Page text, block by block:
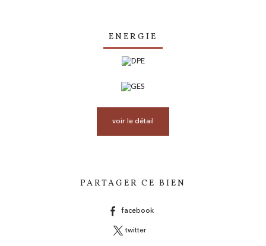
ENERGIE
voir le détail
PARTAGER CE BIEN
facebook
twitter